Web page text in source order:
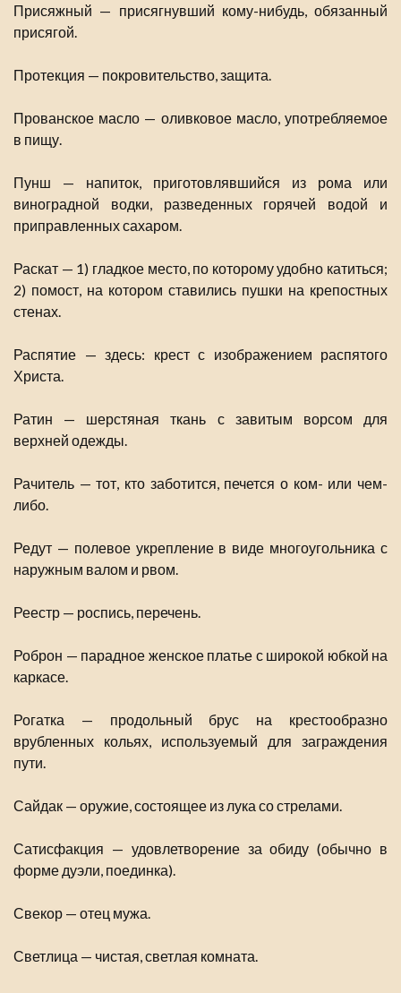
Присяжный — присягнувший кому-нибудь, обязанный
присягой.
Протекция — покровительство, защита.
Прованское масло — оливковое масло, употребляемое
в пищу.
Пунш — напиток, приготовлявшийся из рома или
виноградной водки, разведенных горячей водой и
приправленных сахаром.
Раскат — 1) гладкое место, по которому удобно катиться;
2) помост, на котором ставились пушки на крепостных
стенах.
Распятие — здесь: крест с изображением распятого
Христа.
Ратин — шерстяная ткань с завитым ворсом для
верхней одежды.
Рачитель — тот, кто заботится, печется о ком- или чем-
либо.
Редут — полевое укрепление в виде многоугольника с
наружным валом и рвом.
Реестр — роспись, перечень.
Роброн — парадное женское платье с широкой юбкой на
каркасе.
Рогатка — продольный брус на крестообразно
врубленных кольях, используемый для заграждения
пути.
Сайдак — оружие, состоящее из лука со стрелами.
Сатисфакция — удовлетворение за обиду (обычно в
форме дуэли, поединка).
Свекор — отец мужа.
Светлица — чистая, светлая комната.